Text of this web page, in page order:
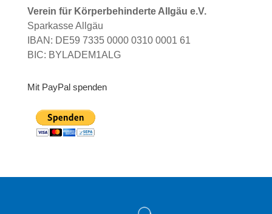
Verein für Körperbehinderte Allgäu e.V.
Sparkasse Allgäu
IBAN: DE59 7335 0000 0310 0001 61
BIC: BYLADEM1ALG
Mit PayPal spenden